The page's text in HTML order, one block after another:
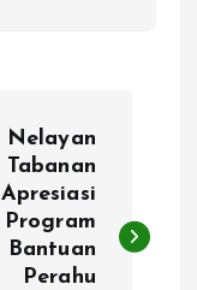
Nelayan
Tabanan
Apresiasi
Program
Bantuan
Perahu